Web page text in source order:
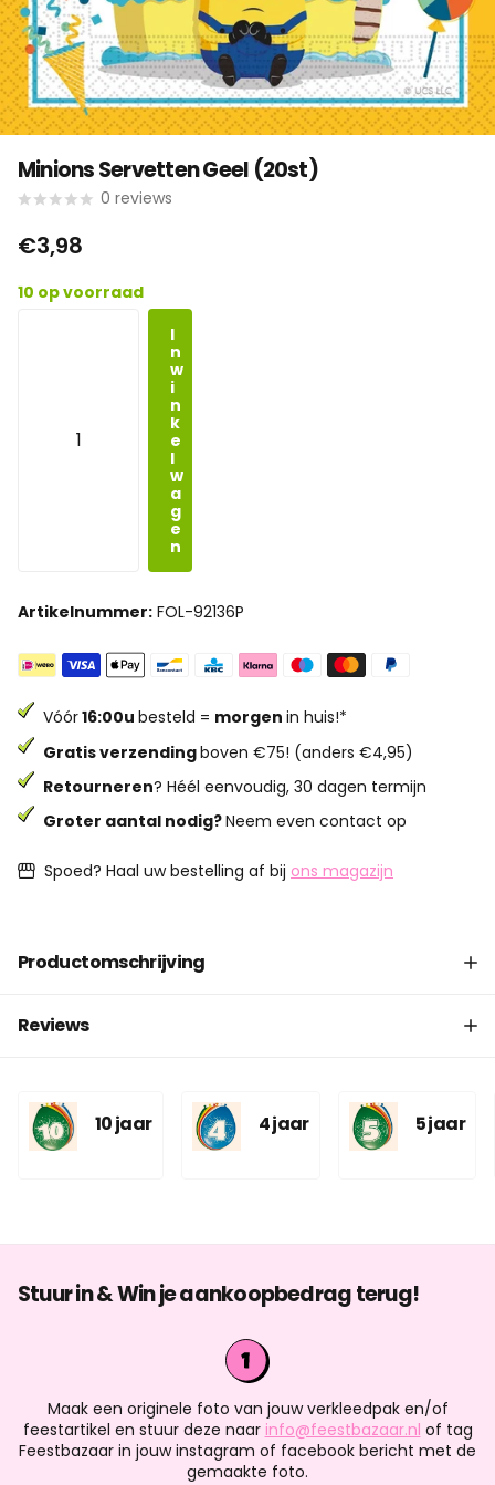
Minions Servetten Geel (20st)
0 reviews
€3,98
10 op voorraad
I
n
w
i
n
k
e
l
w
a
g
e
n
Artikelnummer: FOL-92136P
Vóór16:00u besteld = morgen in huis!*
Gratis verzendingboven €75! (anders €4,95)
Retourneren? Héél eenvoudig, 30 dagen termijn
Groter aantal nodig?Neem even contact op
Spoed? Haal uw bestelling af bij ons magazijn
Productomschrijving
Reviews
10 jaar 4 jaar 5 jaar
Stuur in & Win je aankoopbedrag terug!
Maak een originele foto van jouw verkleedpak en/of
feestartikel en stuur deze naar info@feestbazaar.nl of tag
Feestbazaar in jouw instagram of facebook bericht met de
gemaakte foto.